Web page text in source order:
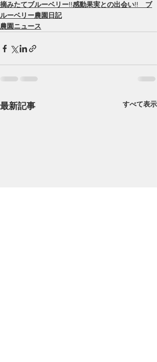
摘みたてブルーベリー!!感動果実との出会い!! ブ
ルーベリー農園日記
農園ニュース
最新記事 すべて表示